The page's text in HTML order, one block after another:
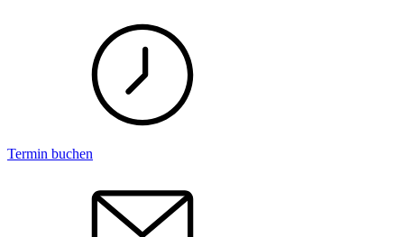
Termin buchen